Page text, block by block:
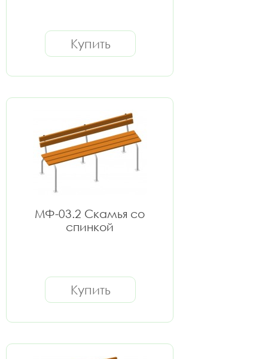
Купить
МФ-03.2 Скамья со
спинкой
Купить